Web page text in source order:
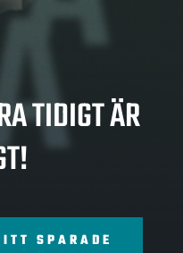
TIDIGT ÄR
SPARADE